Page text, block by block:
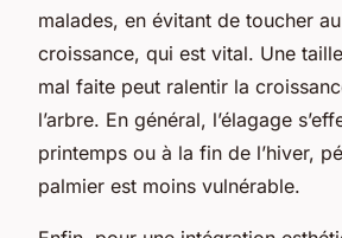
malades, en évitant de toucher
croissance, qui est vital. Une
mal faite peut ralentir la
l’arbre. En général, l’élagage
printemps ou à la fin de l’hiver,
palmier est moins vulnérable.